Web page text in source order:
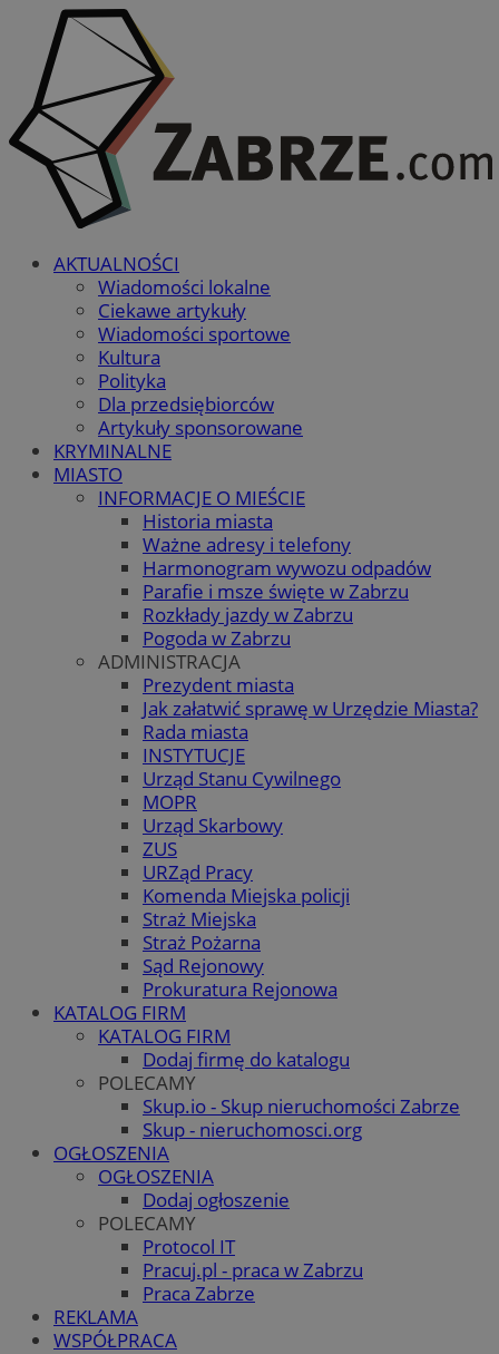
AKTUALNOŚCI
Wiadomości lokalne
Ciekawe artykuły
Wiadomości sportowe
Kultura
Polityka
Dla przedsiębiorców
Artykuły sponsorowane
KRYMINALNE
MIASTO
INFORMACJE O MIEŚCIE
Historia miasta
Ważne adresy i telefony
Harmonogram wywozu odpadów
Parafie i msze święte w Zabrzu
Rozkłady jazdy w Zabrzu
Pogoda w Zabrzu
ADMINISTRACJA
Prezydent miasta
Jak załatwić sprawę w Urzędzie Miasta?
Rada miasta
INSTYTUCJE
Urząd Stanu Cywilnego
MOPR
Urząd Skarbowy
ZUS
URZąd Pracy
Komenda Miejska policji
Straż Miejska
Straż Pożarna
Sąd Rejonowy
Prokuratura Rejonowa
KATALOG FIRM
KATALOG FIRM
Dodaj firmę do katalogu
POLECAMY
Skup.io - Skup nieruchomości Zabrze
Skup - nieruchomosci.org
OGŁOSZENIA
OGŁOSZENIA
Dodaj ogłoszenie
POLECAMY
Protocol IT
Pracuj.pl - praca w Zabrzu
Praca Zabrze
REKLAMA
WSPÓŁPRACA